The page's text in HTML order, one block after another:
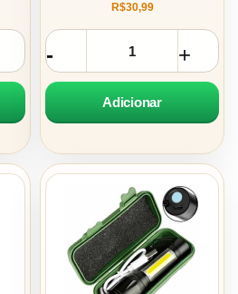
R$30,99
Adicionar